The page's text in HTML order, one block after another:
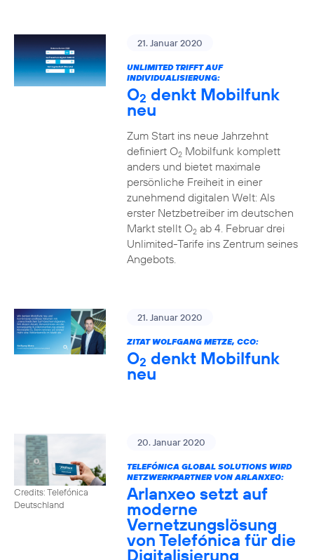
21. Januar 2020
UNLIMITED TRIFFT AUF
INDIVIDUALISIERUNG:
O2 denkt Mobilfunk
neu
Zum Start ins neue Jahrzehnt
definiert O2Mobilfunk komplett
anders und bietet maximale
persönliche Freiheit in einer
zunehmend digitalen Welt: Als
erster Netzbetreiber im deutschen
Markt stellt O2ab 4. Februar drei
Unlimited-Tarife ins Zentrum seines
Angebots.
21. Januar 2020
ZITAT WOLFGANG METZE, CCO:
O2 denkt Mobilfunk
neu
Credits: Telefónica
Deutschland
20. Januar 2020
TELEFÓNICA GLOBAL SOLUTIONS WIRD
NETZWERKPARTNER VON ARLANXEO:
Arlanxeo setzt auf
moderne
Vernetzungslösung
von Telefónica für die
Digitalisierung